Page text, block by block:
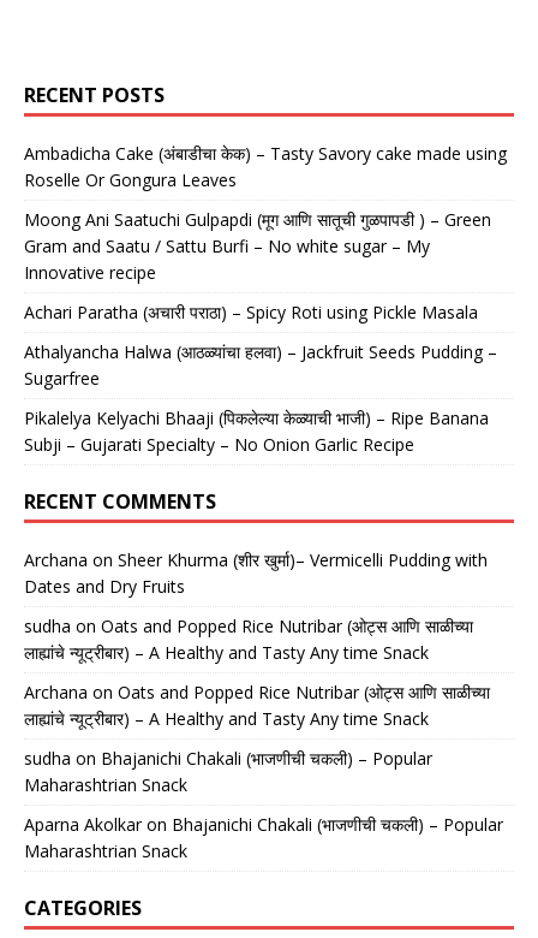
RECENT POSTS
Ambadicha Cake (अंबाडीचा केक) – Tasty Savory cake made using
Roselle Or Gongura Leaves
Moong Ani Saatuchi Gulpapdi (मूग आणि सातूची गुळपापडी ) – Green
Gram and Saatu / Sattu Burfi – No white sugar – My
Innovative recipe
Achari Paratha (अचारी पराठा) – Spicy Roti using Pickle Masala
Athalyancha Halwa (आठळ्यांचा हलवा) – Jackfruit Seeds Pudding –
Sugarfree
Pikalelya Kelyachi Bhaaji (पिकलेल्या केळ्याची भाजी) – Ripe Banana
Subji – Gujarati Specialty – No Onion Garlic Recipe
RECENT COMMENTS
Archana on Sheer Khurma (शीर खुर्मा)– Vermicelli Pudding with
Dates and Dry Fruits
sudha on Oats and Popped Rice Nutribar (ओट्स आणि साळीच्या
लाह्यांचे न्यूट्रीबार) – A Healthy and Tasty Any time Snack
Archana on Oats and Popped Rice Nutribar (ओट्स आणि साळीच्या
लाह्यांचे न्यूट्रीबार) – A Healthy and Tasty Any time Snack
sudha on Bhajanichi Chakali (भाजणीची चकली) – Popular
Maharashtrian Snack
Aparna Akolkaron Bhajanichi Chakali (भाजणीची चकली) – Popular
Maharashtrian Snack
CATEGORIES